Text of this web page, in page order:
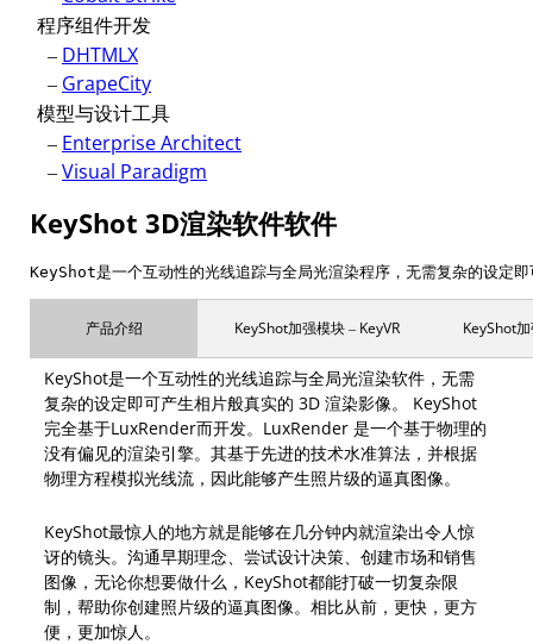
程序组件开发
– DHTMLX
– GrapeCity
模型与设计工具
– Enterprise Architect
–Visual Paradigm
KeyShot 3D渲染软件软件
KeyShot是一个互动性的光线追踪与全局光渲染程序，无需复杂的设定
产品介绍 KeyShot加强模块 – KeyVR KeyShot
KeyShot是一个互动性的光线追踪与全局光渲染软件，无需
复杂的设定即可产生相片般真实的 3D 渲染影像。 KeyShot
完全基于LuxRender而开发。LuxRender 是一个基于物理的
没有偏见的渲染引擎。其基于先进的技术水准算法，并根据
物理方程模拟光线流，因此能够产生照片级的逼真图像。
KeyShot最惊人的地方就是能够在几分钟内就渲染出令人惊
讶的镜头。沟通早期理念、尝试设计决策、创建市场和销售
图像，无论你想要做什么，KeyShot都能打破一切复杂限
制，帮助你创建照片级的逼真图像。相比从前，更快，更方
便，更加惊人。